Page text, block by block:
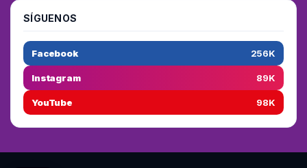
SÍGUENOS
Facebook 256K
Instagram 89K
YouTube 98K